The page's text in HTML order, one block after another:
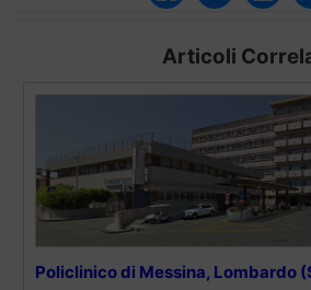
Articoli
Policlinico di Messina, Lombardo